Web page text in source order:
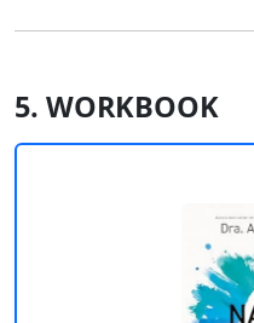
5. WORKBOOK